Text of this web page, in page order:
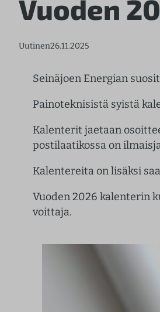
Vuoden
Uutinen26.11.2025
Seinäjoen Energian
Painoteknisistä syistä
Kalenterit jaetaan
postilaatikossa on
Kalentereita on lisäksi
Vuoden 2026 kalenterin
voittaja.